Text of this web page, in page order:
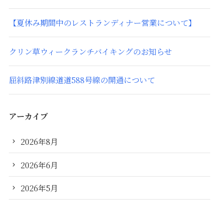
【夏休み期間中のレストランディナー営業について】
クリン草ウィークランチバイキングのお知らせ
屈斜路津別線道道588号線の開通について
アーカイブ
2026年8月
2026年6月
2026年5月